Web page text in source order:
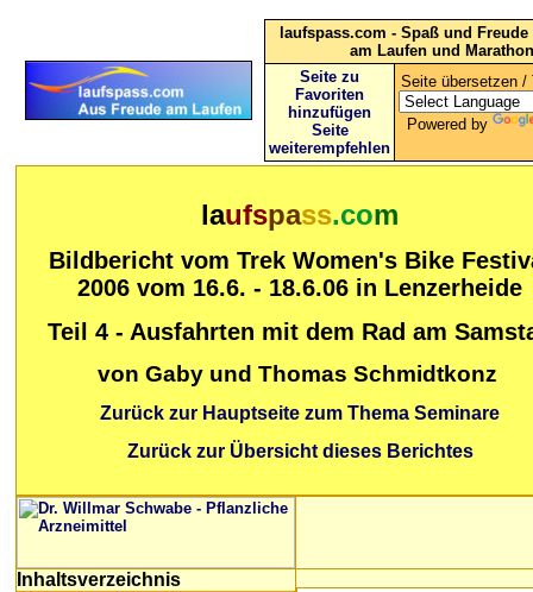
laufspass.com - Spaß und
am Laufen und Marathon
Seite zu
Favoriten
hinzufügen
Seite
weiterempfehlen
Seite übersetzen /
Powered by
laufspass.com
Bildbericht vom Trek Women's Bike
2006 vom 16.6. - 18.6.06 in Lenzerheide
Teil 4 - Ausfahrten mit dem Rad am
von Gaby und Thomas Schmidtkonz
Zurück zur Hauptseite zum Thema Seminare
Zurück zur Übersicht dieses Berichtes
Inhaltsverzeichnis